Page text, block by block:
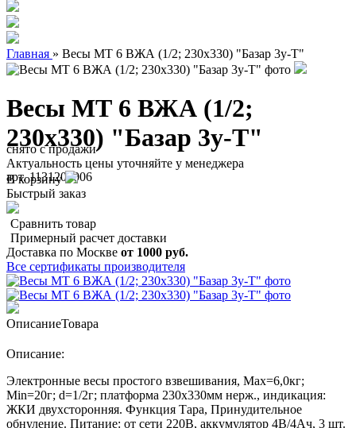
Главная » Весы МТ 6 ВЖА (1/2; 230х330) "Базар 3у-Т"
Весы МТ 6 ВЖА (1/2;
230х330) "Базар 3у-Т"
арт. 1131200006
снято с продажи
Актуальность цены уточняйте у менеджера
В корзину
Быстрый заказ
Сравнить товар
Примерный расчет доставки
Доставка по Москве от 1000 руб.
Все сертификаты производителя
ОписаниеТовара
Описание:
Электронные весы простого взвешивания, Мах=6,0кг;
Min=20г; d=1/2г; платформа 230х330мм нерж., индикация:
ЖКИ двухсторонняя. Функция Тара, Принудительное
обнуление. Питание: от сети 220В, аккумулятор 4В/4Ач, 3 шт.